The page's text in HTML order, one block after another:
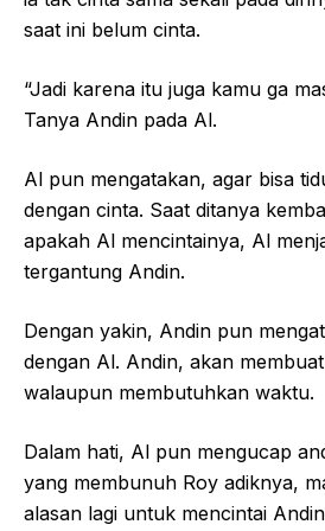
saat ini belum cinta.
“Jadi karena itu juga kamu ga
Tanya Andin pada Al.
Al pun mengatakan, agar bisa
dengan cinta. Saat ditanya
apakah Al mencintainya, Al
tergantung Andin.
Dengan yakin, Andin pun
dengan Al. Andin, akan
walaupun membutuhkan waktu.
Dalam hati, Al pun mengucap
yang membunuh Roy adiknya,
alasan lagi untuk mencintai